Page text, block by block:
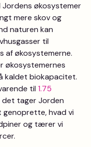
økosystemer
mere skov og
naturen kan
til
af økosystemerne.
økosystemernes
kaldet biokapacitet.
til 1.75
det tager Jorden
hvad vi
og tærer vi